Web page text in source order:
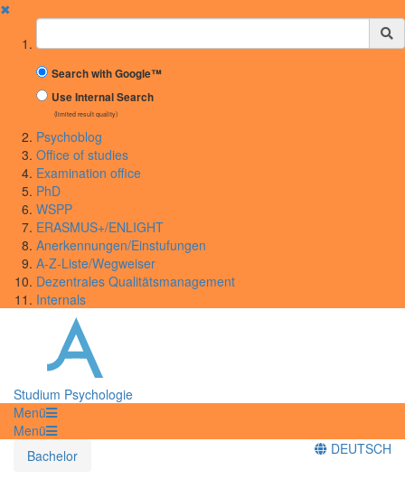
✖
Suchbegriff
Search with Google™
Use Internal Search
(limited result quality)
Psychoblog
Office of studies
Examination office
PhD
WSPP
ERASMUS+/ENLIGHT
Anerkennungen/Einstufungen
A-Z-Liste/Wegweiser
Dezentrales Qualitätsmanagement
Internals
Studium Psychologie
Menü
Menü
Bachelor
DEUTSCH